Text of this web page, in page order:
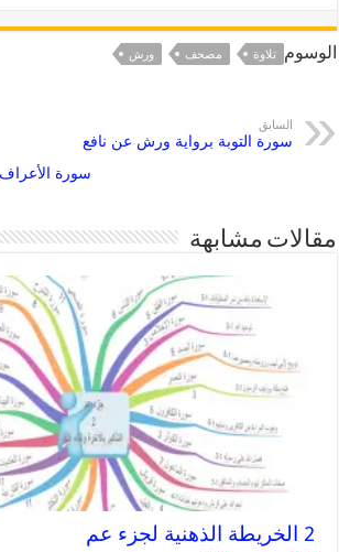
الوسوم تلاوة مصحف ورش
السابق
سورة التوبة برواية ورش عن نافع
سورة
مقالات مشابهة
2 الخريطة الذهنية لجزء عم